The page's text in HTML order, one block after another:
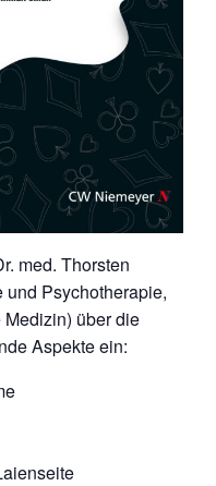
med. Thorsten
Psychotherapie,
über die
Aspekte ein: